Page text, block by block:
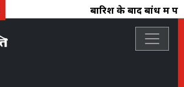
बारिश के बाद बांध में